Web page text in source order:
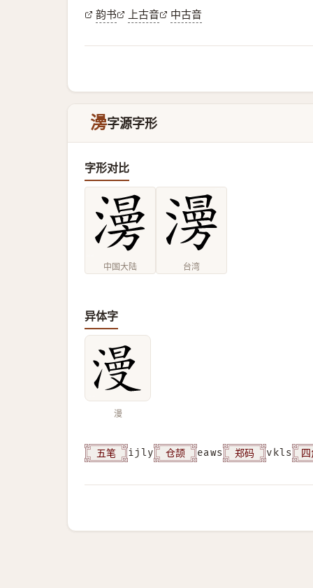
韵书 上古音 中古音
澷字源字形
字形对比
中国大陆 台湾
异体字
漫
五笔 ijly 仓颉 eaws 郑码 vkls